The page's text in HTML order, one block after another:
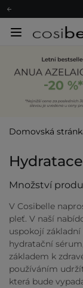
Domovská
Množství
V Cosibelle
pleť. V naší
uspokojí
hydratační
základem k
používáním
která bude